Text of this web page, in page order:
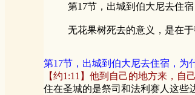
第17节，出城到伯大尼去住
无花果树死去的意义，是在
第17节，出城到伯大尼去住宿，为
【约1:11】他到自己的地方来，自
住在圣城的是祭司和法利赛人这些